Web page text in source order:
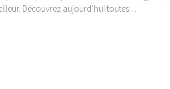
Découvrez aujourd’hui toutes…